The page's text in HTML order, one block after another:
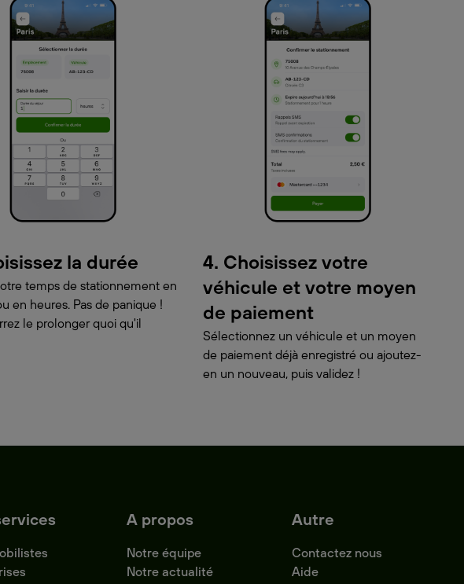
la durée
temps de stationnement en
en heures. Pas de panique !
le prolonger quoi qu'il
4. Choisissez votre
véhicule et votre moyen
de paiement
Sélectionnez un véhicule et un moyen
de paiement déjà enregistré ou ajoutez-
en un nouveau, puis validez !
A propos
Notre équipe
Notre actualité
Autre
Contactez nous
Aide